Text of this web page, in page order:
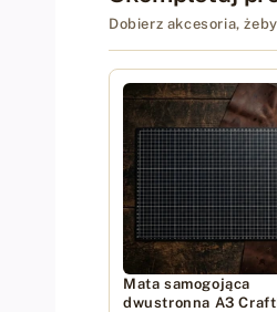
Dobierz akcesoria,
Mata samogojąca
dwustronna A3